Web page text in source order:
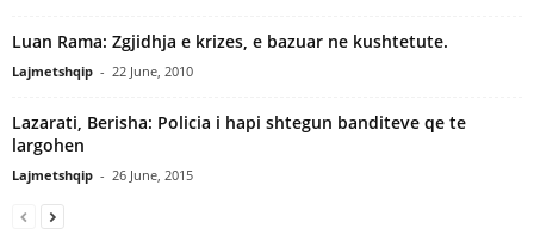
Luan Rama: Zgjidhja e krizes, e bazuar ne kushtetute.
Lajmetshqip - 22 June, 2010
Lazarati, Berisha: Policia i hapi shtegun banditeve qe te
largohen
Lajmetshqip - 26 June, 2015